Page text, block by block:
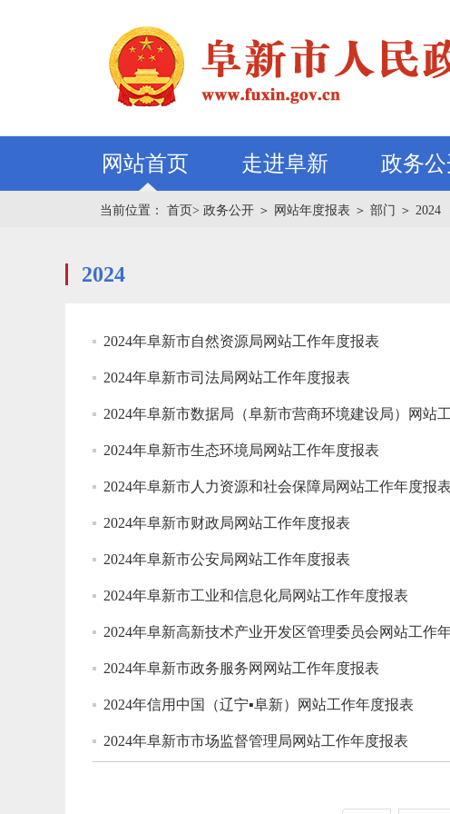
网站首页 走进阜新 政务
当前位置： 首页> 政务公开 ＞ 网站年度报表 ＞ 部门 ＞ 2024
2024
2024年阜新市自然资源局网站工作年度报表
2024年阜新市司法局网站工作年度报表
2024年阜新市数据局（阜新市营商环境建设局）网站
2024年阜新市生态环境局网站工作年度报表
2024年阜新市人力资源和社会保障局网站工作年度报表
2024年阜新市财政局网站工作年度报表
2024年阜新市公安局网站工作年度报表
2024年阜新市工业和信息化局网站工作年度报表
2024年阜新高新技术产业开发区管理委员会网站工作
2024年阜新市政务服务网网站工作年度报表
2024年信用中国（辽宁▪阜新）网站工作年度报表
2024年阜新市市场监督管理局网站工作年度报表